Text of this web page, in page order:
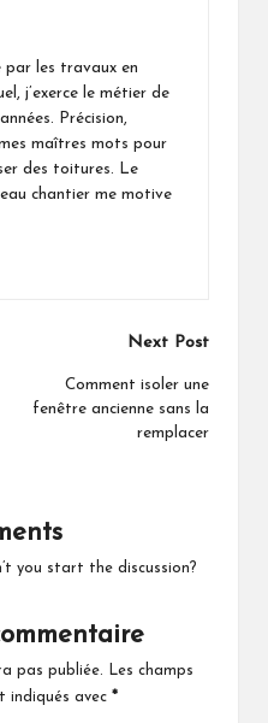
par les travaux en
j’exerce le métier de
Précision,
maîtres mots pour
des toitures. Le
chantier me motive
Next Post
Comment isoler une
fenêtre ancienne sans la
remplacer
you start the discussion?
pas publiée.
Les champs
indiqués avec *